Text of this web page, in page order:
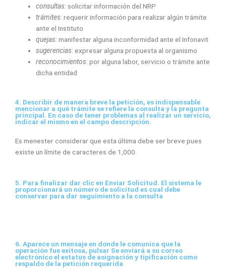
consultas: solicitar información del NRP
trámites: requerir información para realizar algún trámite
ante el Instituto
quejas: manifestar alguna inconformidad ante el Infonavit
sugerencias: expresar alguna propuesta al organismo
reconocimientos: por alguna labor, servicio o trámite ante
dicha entidad
4. Describir de manera breve la petición, es indispensable
mencionar a qué trámite se refiere la consulta y la pregunta
principal. En caso de tener problemas al realizar un servicio,
indicar el mismo en el campo descripción.
Es menester considerar que esta última debe ser breve pues
existe un límite de caracteres de 1,000.
5. Para finalizar dar clic en Enviar Solicitud. El sistema le
proporcionará un número de solicitud es cual debe
conservar para dar seguimiento a la consulta
6. Aparece un mensaje en donde le comunica que la
operación fue exitosa, pulsar Se enviará a su correo
electrónico el estatus de asignación y tipificación como
respaldo de la petición requerida